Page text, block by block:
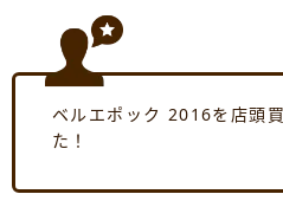
ベルエポック 2016を店頭
た！